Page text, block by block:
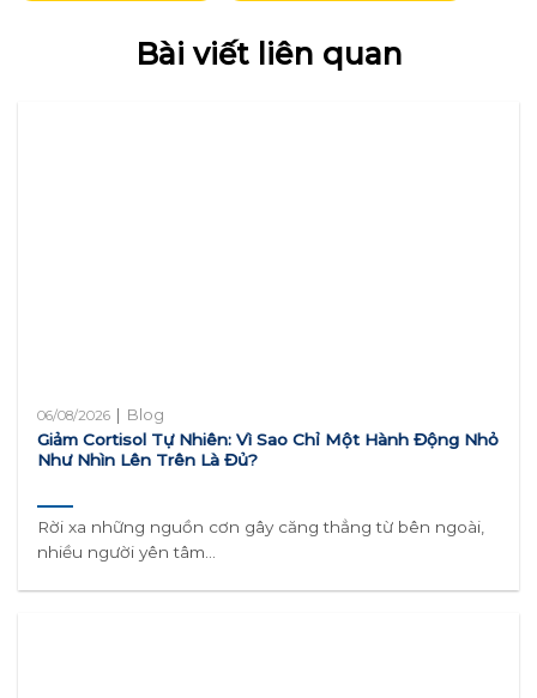
Bài viết liên quan
06/08/2026 | Blog
Giảm Cortisol Tự Nhiên: Vì Sao Chỉ Một Hành Động Nhỏ
Như Nhìn Lên Trên Là Đủ?
Rời xa những nguồn cơn gây căng thẳng từ bên ngoài,
nhiều người yên tâm...